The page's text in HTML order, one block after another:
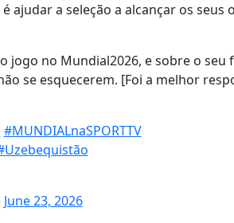
a seleção a alcançar os seus
no Mundial2026, e sobre o
se esquecerem. [Foi a melhor
#MUNDIALnaSPORTTV
June 23, 2026